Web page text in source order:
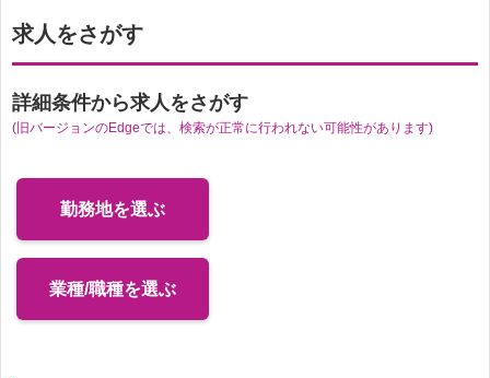
求人をさがす
詳細条件から求人をさがす
(旧バージョンのEdgeでは、検索が正常に行われない可能性があります)
勤務地を選ぶ
業種/職種を選ぶ